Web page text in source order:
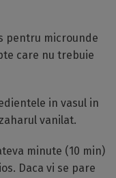
pentru microunde
care nu trebuie
in vasul in
vanilat.
minute (10 min)
Daca vi se pare